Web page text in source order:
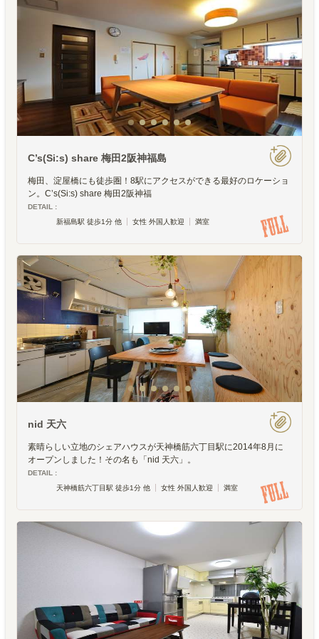
C’s(Si:s) share 梅田2阪神福島
梅田、淀屋橋にも徒歩圏！8駅にアクセスができる最好のロケーショ
ン。C’s(Si:s) share 梅田2阪神福
DETAIL :
新福島駅 徒歩1分 他
女性 外国人歓迎 満室
nid 天六
素晴らしい立地のシェアハウスが天神橋筋六丁目駅に2014年8月に
オープンしました！その名も「nid 天六」。
DETAIL :
天神橋筋六丁目駅 徒歩1分 他
女性 外国人歓迎 満室